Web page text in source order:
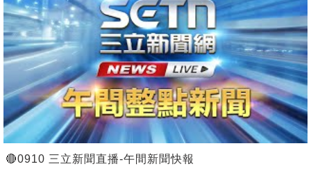
🔴0910 三立新聞直播-午間新聞快報